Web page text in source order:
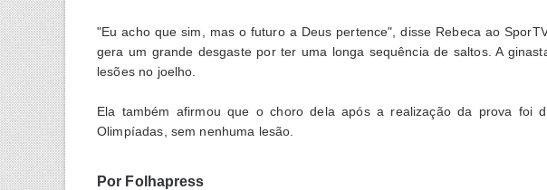
"Eu acho que sim, mas o futuro a Deus pertence", disse Rebeca ao
gera um grande desgaste por ter uma longa sequência de saltos. A
lesões no joelho.
Ela também afirmou que o choro dela após a realização da prova foi
Olimpíadas, sem nenhuma lesão.
Por Folhapress